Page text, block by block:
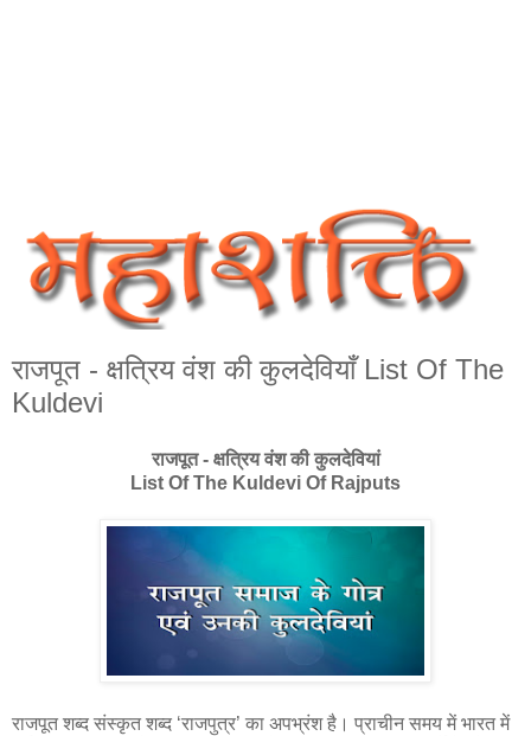
राजपूत - क्षत्रिय वंश की कुलदेवियाँ List Of The
Kuldevi
राजपूत - क्षत्रिय वंश की कुलदेवियां
List Of The Kuldevi Of Rajputs
राजपूत शब्द संस्कृत शब्द ‘राजपुत्र’ का अपभ्रंश है। प्राचीन समय में भारत में